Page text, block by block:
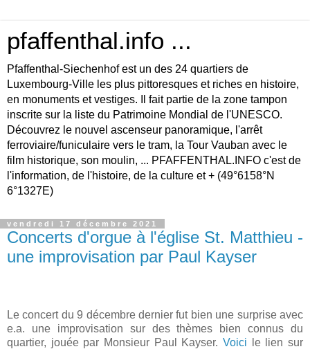
pfaffenthal.info ...
Pfaffenthal-Siechenhof est un des 24 quartiers de
Luxembourg-Ville les plus pittoresques et riches en histoire,
en monuments et vestiges. Il fait partie de la zone tampon
inscrite sur la liste du Patrimoine Mondial de l'UNESCO.
Découvrez le nouvel ascenseur panoramique, l'arrêt
ferroviaire/funiculaire vers le tram, la Tour Vauban avec le
film historique, son moulin, ... PFAFFENTHAL.INFO c'est de
l'information, de l'histoire, de la culture et + (49°6158°N
6°1327E)
vendredi 17 décembre 2021
Concerts d'orgue à l'église St. Matthieu -
une improvisation par Paul Kayser
Le concert du 9 décembre dernier fut bien une surprise avec
e.a. une improvisation sur des thèmes bien connus du
quartier, jouée par Monsieur Paul Kayser. Voici le lien sur